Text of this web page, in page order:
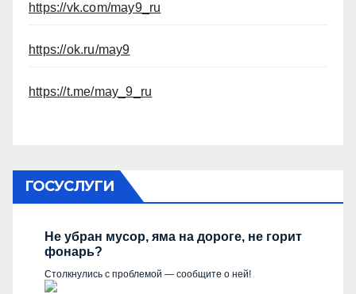
https://vk.com/may9_ru
https://ok.ru/may9
https://t.me/may_9_ru
ГОСУСЛУГИ
Не убран мусор, яма на дороге, не горит
фонарь?
Столкнулись с проблемой — сообщите о ней!